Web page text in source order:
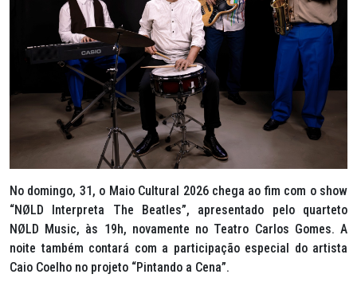
No domingo, 31, o Maio Cultural 2026 chega ao fim com o show
“NØLD Interpreta The Beatles”, apresentado pelo quarteto
NØLD Music, às 19h, novamente no Teatro Carlos Gomes. A
noite também contará com a participação especial do artista
Caio Coelho no projeto “Pintando a Cena”.